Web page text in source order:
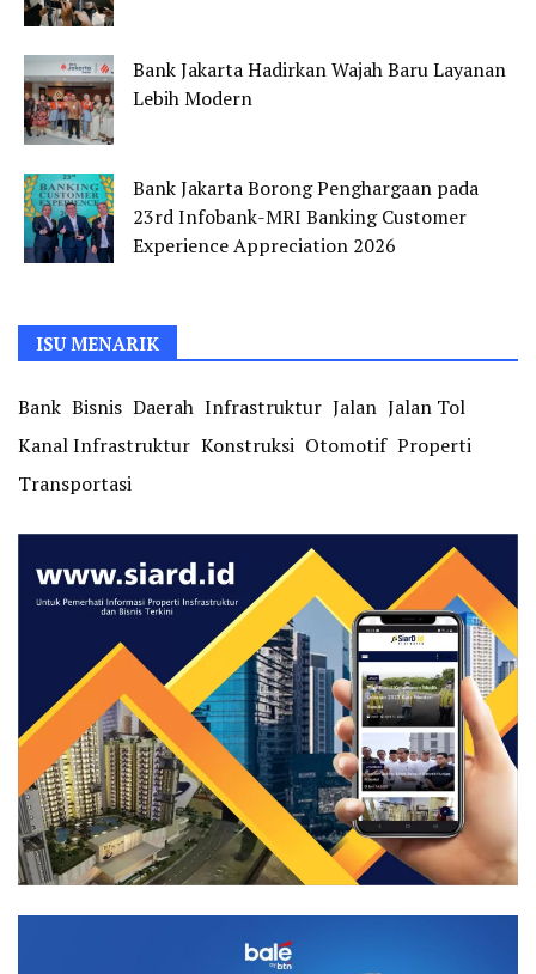
Bank Jakarta Hadirkan Wajah Baru Layanan
Lebih Modern
Bank Jakarta Borong Penghargaan pada
23rd Infobank-MRI Banking Customer
Experience Appreciation 2026
ISU MENARIK
Bank Bisnis Daerah Infrastruktur Jalan Jalan Tol
Kanal Infrastruktur Konstruksi Otomotif Properti
Transportasi